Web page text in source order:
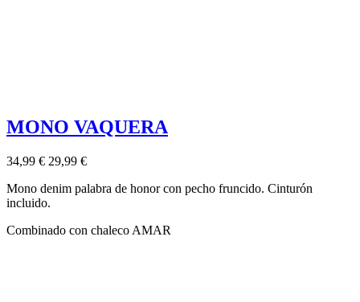
MONO VAQUERA
34,99 € 29,99 €
Mono denim palabra de honor con pecho fruncido. Cinturón
incluido.
Combinado con chaleco AMAR